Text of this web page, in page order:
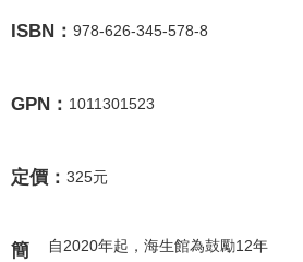
ISBN： 978-626-345-578-8
GPN： 1011301523
定價： 325元
簡
自2020年起，海生館為鼓勵12年